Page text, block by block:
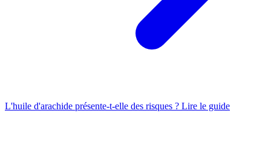
L'huile d'arachide présente-t-elle des risques ? Lire le guide